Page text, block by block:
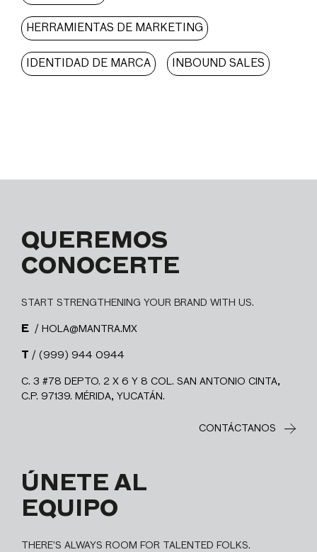
HERRAMIENTAS DE MARKETING
IDENTIDAD DE MARCA INBOUND SALES
QUEREMOS
CONOCERTE
START STRENGTHENING YOUR BRAND WITH US.
E / HOLA@MANTRA.MX
T / (999) 944 0944
C. 3 #78 DEPTO. 2 X 6 Y 8 COL. SAN ANTONIO CINTA,
C.P. 97139. MÉRIDA, YUCATÁN.
CONTÁCTANOS
ÚNETE AL
EQUIPO
THERE’S ALWAYS ROOM FOR TALENTED FOLKS.